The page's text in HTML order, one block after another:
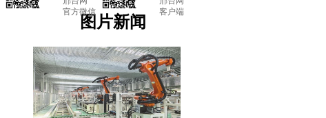
微信
			客户端
图片新闻